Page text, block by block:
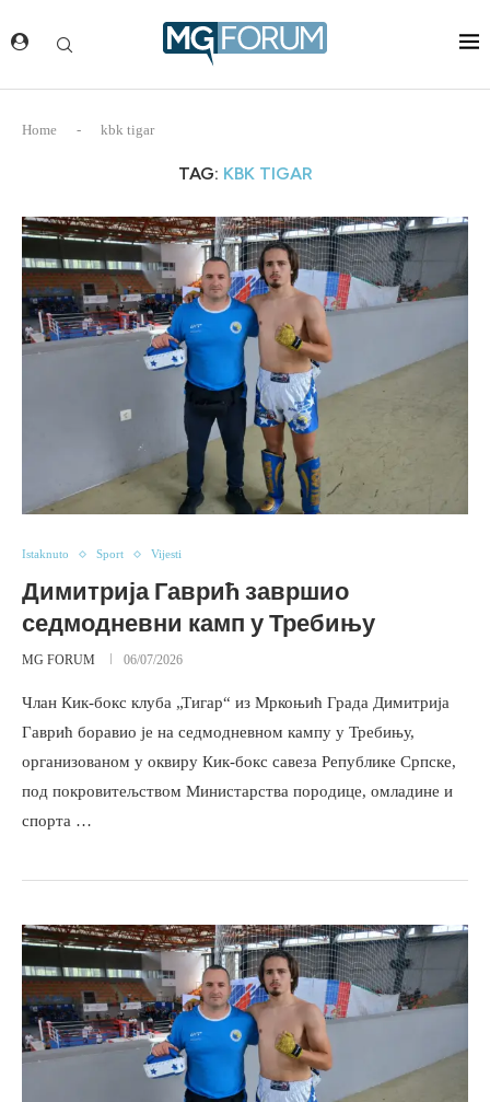
Home - kbk tigar
TAG: KBK TIGAR
Istaknuto Sport Vijesti
Димитрија Гаврић завршио
седмодневни камп у Требињу
MG FORUM 06/07/2026
Члан Кик-бокс клуба „Тигар“ из Мркоњић Града Димитрија
Гаврић боравио је на седмодневном кампу у Требињу,
организованом у оквиру Кик-бокс савеза Републике Српске,
под покровитељством Министарства породице, омладине и
спорта …